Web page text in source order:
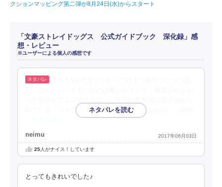
クションマッピング第二弾が8月24日(水)からスタート
「文豪ストレイドッグス 公式ガイドブック 深化録」感
想・レビュー
※ユーザーによる個人の感想です
れている、ファンも多いことにしみじみしながら。（実物
neimu 2017年06月03日
25人がナイス！しています
とってもきれいでした♪